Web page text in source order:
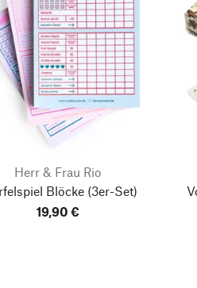
Herr & Frau Rio
Blöcke(3er-Set)
19,90 €